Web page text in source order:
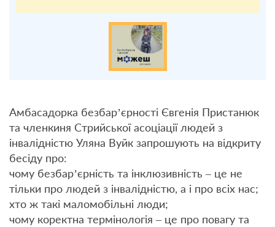
Амбасадорка безбарʼєрності Євгенія Пристанюк
та членкиня Стрийської асоціації людей з
інвалідністю Уляна Вуйк запрошують на відкриту
бесіду про:
чому безбарʼєрність та інклюзивність – це не
тільки про людей з інвалідністю, а і про всіх нас;
хто ж такі маломобільні люди;
чому коректна термінологія – це про повагу та